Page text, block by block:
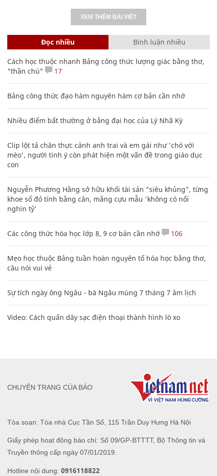
XEM THÊM BÀI VIẾT
Đọc nhiều Bình luận nhiều
Cách học thuộc nhanh Bảng công thức lượng giác bằng thơ,
"thần chú"
17
Bảng công thức đạo hàm nguyên hàm cơ bản cần nhớ
Nhiều điểm bất thường ở bằng đại học của Lý Nhã Kỳ
Clip lột tả chân thực cảnh anh trai và em gái như 'chó với
mèo', người tinh ý còn phát hiện một vấn đề trong giáo dục
con
Nguyễn Phương Hằng sở hữu khối tài sản "siêu khủng", từng
khoe sổ đỏ tính bằng cân, mắng cựu mẫu 'không có nổi
nghìn tỷ'
Các công thức hóa học lớp 8, 9 cơ bản cần nhớ 106
Mẹo học thuộc Bảng tuần hoàn nguyên tố hóa học bằng thơ,
câu nói vui vẻ
Sự tích ngày ông Ngâu - bà Ngâu mùng 7 tháng 7 âm lịch
Video: Cách quấn dây sạc điện thoại thành hình lò xo
Tòa soạn: Tòa nhà Cục Tần Số, 115 Trần Duy Hưng Hà Nội
Giấy phép hoạt động báo chí: Số 09/GP-BTTTT, Bộ Thông tin và
Truyền thông cấp ngày 07/01/2019.
Hotline nội dung: 0916118822
CHUYÊN TRANG CỦA BÁO